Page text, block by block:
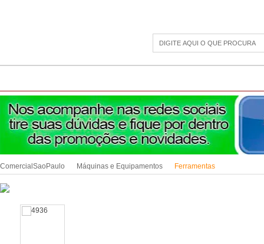
ComercialSaoPaulo Máquinas e Equipamentos Ferramentas